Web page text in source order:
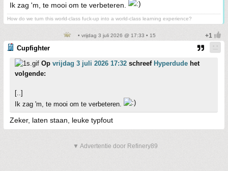
Ik zag 'm, te mooi om te verbeteren.
How do we turn this world-class fuck-up into a world-class learning experience?
• vrijdag 3 juli 2026 @ 17:33 • 15
Cupfighter
Op vrijdag 3 juli 2026 17:32 schreef Hyperdude het
volgende:
[..]
Ik zag 'm, te mooi om te verbeteren.
Zeker, laten staan, leuke typfout
▼ Advertentie door Refinery89